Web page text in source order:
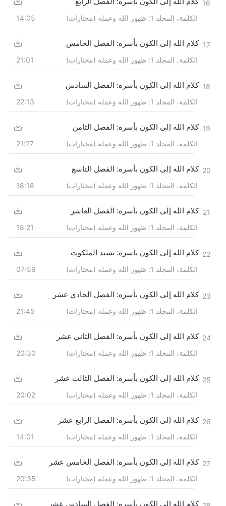
16
الكلمة، المجلد 1: ظهور الله وعمله (مختارات) 14:05
17 كلام الله إلى الكون بأسره: الفصل الخامس
الكلمة، المجلد 1: ظهور الله وعمله (مختارات) 21:01
18 كلام الله إلى الكون بأسره: الفصل السادس
الكلمة، المجلد 1: ظهور الله وعمله (مختارات) 22:13
19 كلام الله إلى الكون بأسره: الفصل الثامن
الكلمة، المجلد 1: ظهور الله وعمله (مختارات) 21:27
20 كلام الله إلى الكون بأسره: الفصل التاسع
الكلمة، المجلد 1: ظهور الله وعمله (مختارات) 18:18
21 كلام الله إلى الكون بأسره: الفصل العاشر
الكلمة، المجلد 1: ظهور الله وعمله (مختارات) 18:21
22 كلام الله إلى الكون بأسره: نشيد الملكوت
الكلمة، المجلد 1: ظهور الله وعمله (مختارات) 07:59
23 كلام الله إلى الكون بأسره: الفصل الحادي عشر
الكلمة، المجلد 1: ظهور الله وعمله (مختارات) 21:45
24 كلام الله إلى الكون بأسره: الفصل الثاني عشر
الكلمة، المجلد 1: ظهور الله وعمله (مختارات) 20:30
25 كلام الله إلى الكون بأسره: الفصل الثالث عشر
الكلمة، المجلد 1: ظهور الله وعمله (مختارات) 20:02
26 كلام الله إلى الكون بأسره: الفصل الرابع عشر
الكلمة، المجلد 1: ظهور الله وعمله (مختارات) 14:01
27 كلام الله إلى الكون بأسره: الفصل الخامس عشر
الكلمة، المجلد 1: ظهور الله وعمله (مختارات) 20:35
كلام الله إلى الكون بأسره: الفصل السادس عشر